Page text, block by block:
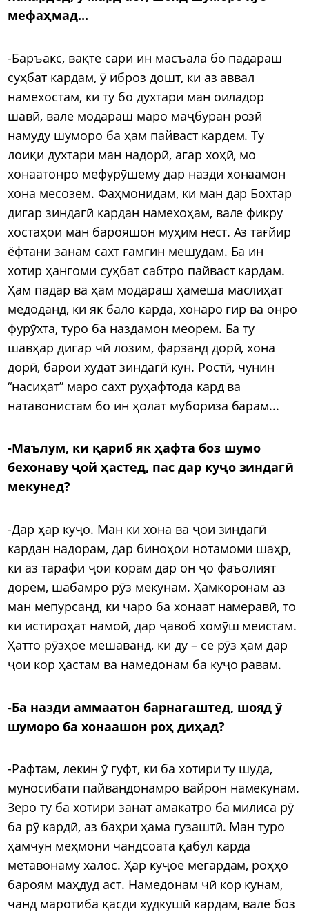
мефаҳмад...
-Баръакс, вақте сари ин масъала бо падараш
суҳбат кардам, ӯ иброз дошт, ки аз аввал
намехостам, ки ту бо духтари ман оиладор
шавӣ, вале модараш маро маҷбуран розӣ
намуду шуморо ба ҳам пайваст кардем. Ту
лоиқи духтари ман надорӣ, агар хоҳӣ, мо
хонаатонро мефурӯшему дар назди хонаамон
хона месозем. Фаҳмонидам, ки ман дар Бохтар
дигар зиндагӣ кардан намехоҳам, вале фикру
хостаҳои ман барояшон муҳим нест. Аз тағйир
ёфтани занам сахт ғамгин мешудам. Ба ин
хотир ҳангоми суҳбат сабтро пайваст кардам.
Ҳам падар ва ҳам модараш ҳамеша маслиҳат
медоданд, ки як бало карда, хонаро гир ва онро
фурӯхта, туро ба наздамон меорем. Ба ту
шавҳар дигар чӣ лозим, фарзанд дорӣ, хона
дорӣ, барои худат зиндагӣ кун. Ростӣ, чунин
“насиҳат” маро сахт руҳафтода кард ва
натавонистам бо ин ҳолат мубориза барам...
-Маълум, ки қариб як ҳафта боз шумо
бехонаву ҷой ҳастед, пас дар куҷо зиндагӣ
мекунед?
-Дар ҳар куҷо. Ман ки хона ва ҷои зиндагӣ
кардан надорам, дар биноҳои нотамоми шаҳр,
ки аз тарафи ҷои корам дар он ҷо фаъолият
дорем, шабамро рӯз мекунам. Ҳамкоронам аз
ман мепурсанд, ки чаро ба хонаат намеравӣ, то
ки истироҳат намоӣ, дар ҷавоб хомӯш меистам.
Ҳатто рӯзҳое мешаванд, ки ду – се рӯз ҳам дар
ҷои кор ҳастам ва намедонам ба куҷо равам.
-Ба назди аммаатон барнагаштед, шояд ӯ
шуморо ба хонаашон роҳ диҳад?
-Рафтам, лекин ӯ гуфт, ки ба хотири ту шуда,
муносибати пайвандонамро вайрон намекунам.
Зеро ту ба хотири занат амакатро ба милиса рӯ
ба рӯ кардӣ, аз баҳри ҳама гузаштӣ. Ман туро
ҳамчун меҳмони чандсоата қабул карда
метавонаму халос. Ҳар куҷое мегардам, роҳҳо
бароям маҳдуд аст. Намедонам чӣ кор кунам,
чанд маротиба қасди худкушӣ кардам, вале боз